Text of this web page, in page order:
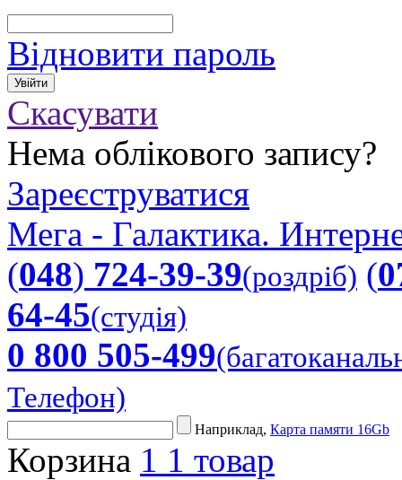
Відновити пароль
Скасувати
Нема облікового запису?
Зареєструватися
Мега - Галактика.
(048) 724-39-39(роздріб) (
64-45(студія)
0 800 505-499
Телефон)
Наприклад, Карта памяти 16Gb
Корзина 1 1 товар